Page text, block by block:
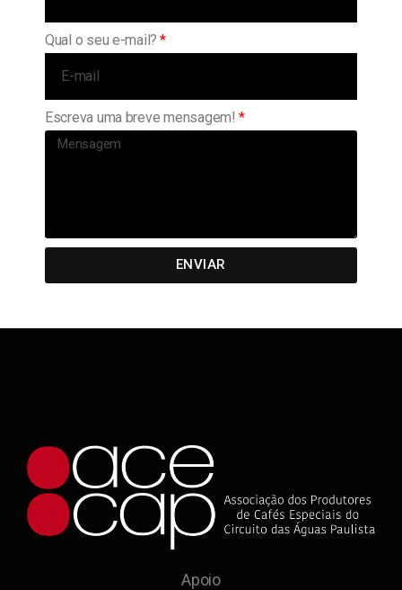
Qual o seu e-mail?
Escreva uma breve mensagem!
ENVIAR
Apoio